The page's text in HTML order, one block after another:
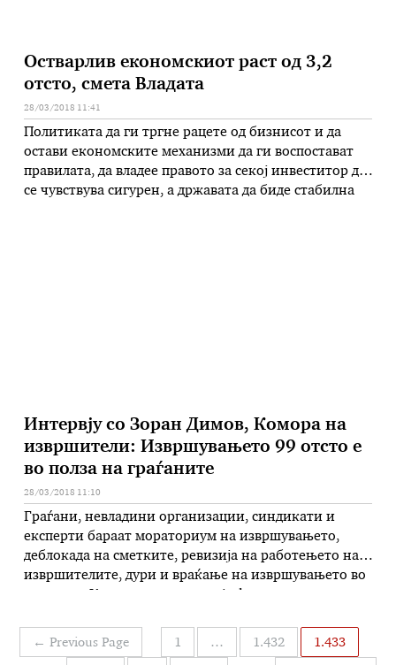
Остварлив економскиот раст од 3,2
отсто, смета Владата
28/03/2018 11:41
Политиката да ги тргне рацете од бизнисот и да
остави економските механизми да ги воспостават
правилата, да владее правото за секој инвеститор да
се чувствува сигурен, а државата да биде стабилна
Интервју со Зоран Димов, Комора на
извршители: Извршувањето 99 отсто е
во полза на граѓаните
28/03/2018 11:10
Граѓани, невладини организации, синдикати и
експерти бараат мораториум на извршувањето,
деблокада на сметките, ревизија на работењето на
извршителите, дури и враќање на извршувањето во
постапуваме врз основа на извршни и правосилни
пресуди, извршителот нема право да одбие.
Навигација
← Previous Page 1 … 1.432 1.433